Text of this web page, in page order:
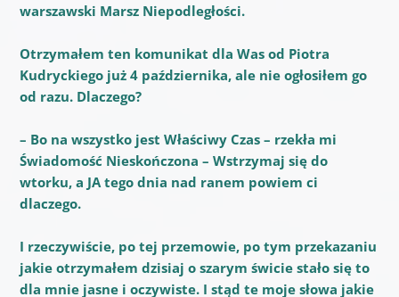
warszawski Marsz Niepodległości.
Otrzymałem ten komunikat dla Was od Piotra
Kudryckiego już 4 października, ale nie ogłosiłem go
od razu. Dlaczego?
– Bo na wszystko jest Właściwy Czas – rzekła mi
Świadomość Nieskończona – Wstrzymaj się do
wtorku, a JA tego dnia nad ranem powiem ci
dlaczego.
I rzeczywiście, po tej przemowie, po tym przekazaniu
jakie otrzymałem dzisiaj o szarym świcie stało się to
dla mnie jasne i oczywiste. I stąd te moje słowa jakie